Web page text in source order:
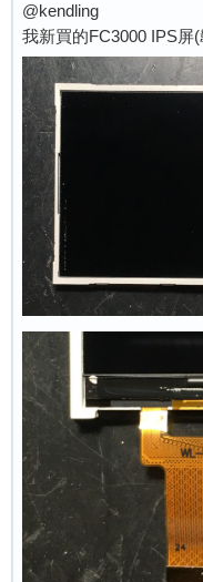
@kendling
我新買的FC3000 IPS屏